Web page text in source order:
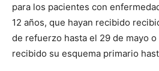
para los pacientes con
12 años, que hayan recibido
de refuerzo hasta el 29 de mayo
recibido su esquema primario